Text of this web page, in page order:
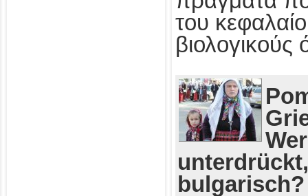
του
βιολογικούς
bulgarisch?